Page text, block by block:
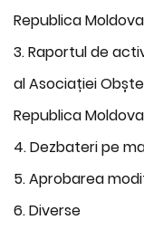
Republica
3. Raportul de
al Asociației
Republica
4. Dezbateri pe
5. Aprobarea
6. Diverse